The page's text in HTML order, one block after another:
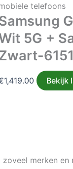
telefoons
5G +
1,419.00 Bekijk
merken